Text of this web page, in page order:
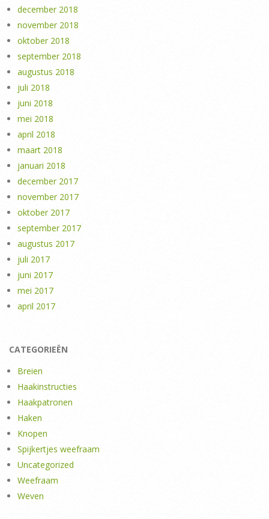
december 2018
november 2018
oktober 2018
september 2018
augustus 2018
juli 2018
juni 2018
mei 2018
april 2018
maart 2018
januari 2018
december 2017
november 2017
oktober 2017
september 2017
augustus 2017
juli 2017
juni 2017
mei 2017
april 2017
CATEGORIEËN
Breien
Haakinstructies
Haakpatronen
Haken
Knopen
Spijkertjes weefraam
Uncategorized
Weefraam
Weven